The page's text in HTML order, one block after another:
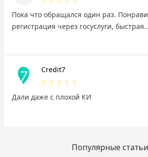
Пока что обращался один раз.
регистрация через госуслуги,
Credit7
Дали даже с плохой КИ
Популярные статьи